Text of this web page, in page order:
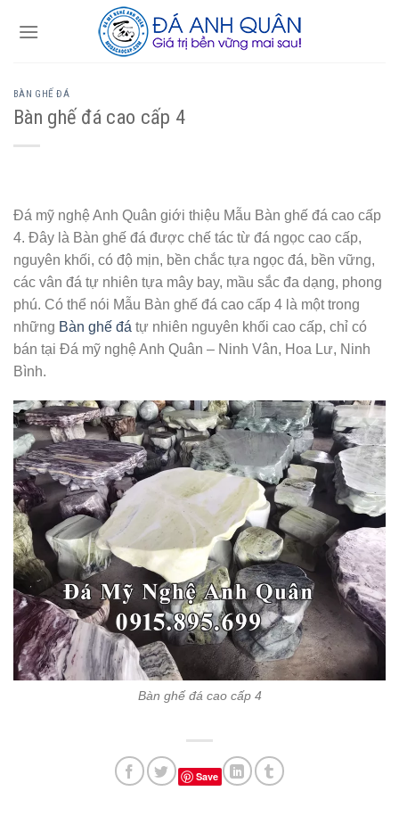
BÀN GHẾ ĐÁ
Bàn ghế đá cao cấp 4
Đá mỹ nghệ Anh Quân giới thiệu Mẫu Bàn ghế đá cao cấp
4. Đây là Bàn ghế đá được chế tác từ đá ngọc cao cấp,
nguyên khối, có độ mịn, bền chắc tựa ngọc đá, bền vững,
các vân đá tự nhiên tựa mây bay, mầu sắc đa dạng, phong
phú. Có thể nói Mẫu Bàn ghế đá cao cấp 4 là một trong
những Bàn ghế đá tự nhiên nguyên khối cao cấp, chỉ có
bán tại Đá mỹ nghệ Anh Quân – Ninh Vân, Hoa Lư, Ninh
Bình.
Bàn ghế đá cao cấp 4
Save